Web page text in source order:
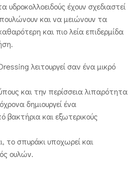
έχουν σχεδιαστεί
και να μειώνουν τα
και πιο λεία επιδερμίδα
λειτουργεί σαν ένα μικρό
και την περίσσεια λιπαρότητα
δημιουργεί ένα
και εξωτερικούς
το σπυράκι υποχωρεί και
ουλών.